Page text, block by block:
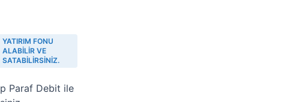
YATIRIM FONU
ALABILIR VE
SATABILIRSINIZ.
Paraf Debit ile